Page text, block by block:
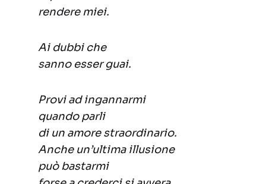
rendere miei.
Ai dubbi che
sanno esser guai.
Provi ad ingannarmi
quando parli
di un amore straordinario.
Anche un’ultima illusione
può bastarmi